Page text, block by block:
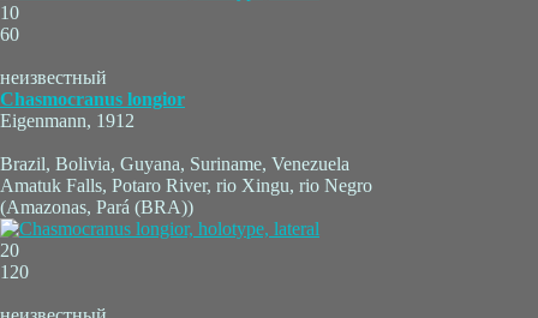
10
60
неизвестный
Chasmocranus longior
Eigenmann, 1912
Brazil, Bolivia, Guyana, Suriname, Venezuela
Amatuk Falls, Potaro River, rio Xingu, rio Negro
(Amazonas, Pará (BRA))
20
120